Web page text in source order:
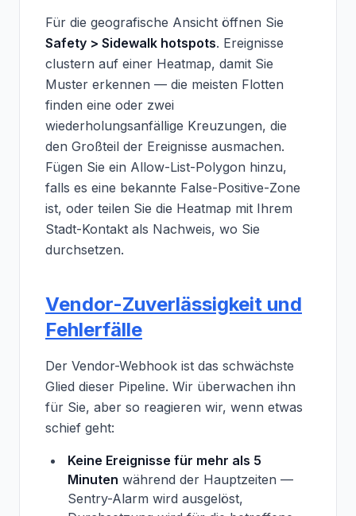
Für die geografische Ansicht öffnen Sie
Safety > Sidewalk hotspots. Ereignisse
clustern auf einer Heatmap, damit Sie
Muster erkennen — die meisten Flotten
finden eine oder zwei
wiederholungsanfällige Kreuzungen, die
den Großteil der Ereignisse ausmachen.
Fügen Sie ein Allow-List-Polygon hinzu,
falls es eine bekannte False-Positive-Zone
ist, oder teilen Sie die Heatmap mit Ihrem
Stadt-Kontakt als Nachweis, wo Sie
durchsetzen.
Vendor-Zuverlässigkeit und
Fehlerfälle
Der Vendor-Webhook ist das schwächste
Glied dieser Pipeline. Wir überwachen ihn
für Sie, aber so reagieren wir, wenn etwas
schief geht:
Keine Ereignisse für mehr als 5
Minuten während der Hauptzeiten —
Sentry-Alarm wird ausgelöst,